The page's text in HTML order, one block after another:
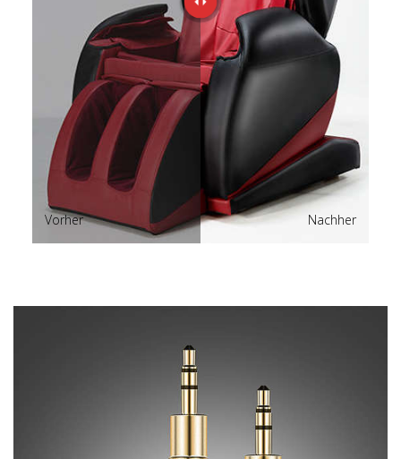
Nachher
Vorher